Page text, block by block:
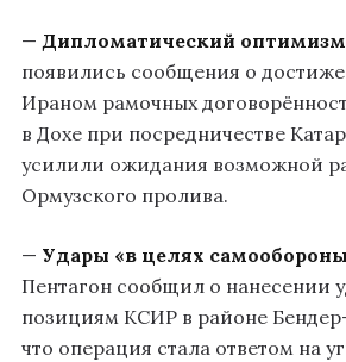
— Дипломатический
появились сообщения о
Ираном рамочных
в Дохе при посредничестве
усилили ожидания возможной
Ормузского пролива.
— Удары «в целях
Пентагон сообщил о нанесении
позициям КСИР в районе
что операция стала ответом на